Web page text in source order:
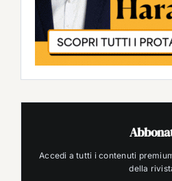
Accedi a tutti i contenuti
della